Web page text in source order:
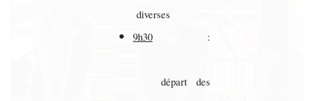
diverses
9h30 :
départ des